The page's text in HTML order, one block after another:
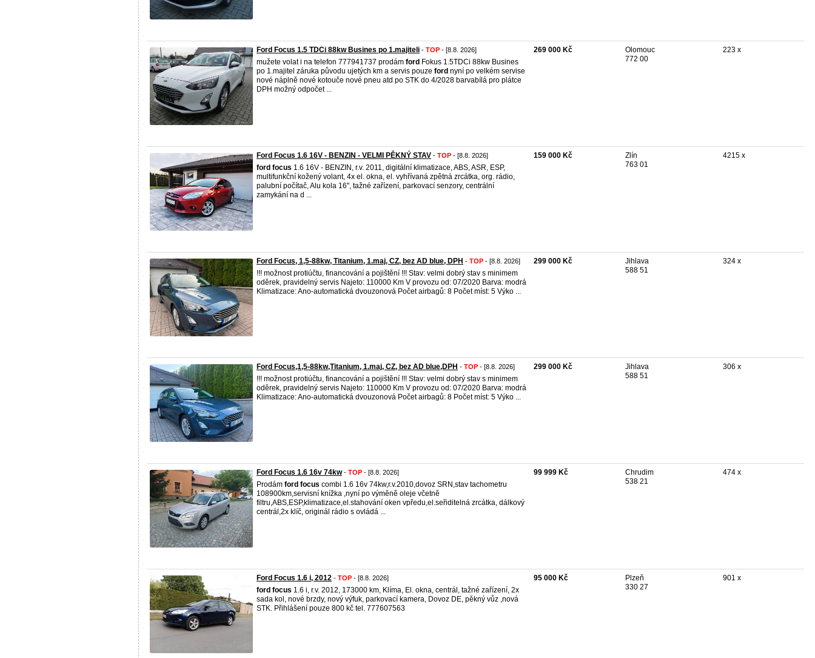
Ford Focus 1.5 TDCi 88kw Busines po 1.majiteli - TOP - [8.8. 2026]
mužete volat i na telefon 777941737 prodám ford Fokus 1.5TDCi 88kw Busines
po 1.majitel záruka původu ujetých km a servis pouze ford nyní po velkém servise
nové náplně nové kotouče nové pneu atd po STK do 4/2028 barvabílá pro plátce
DPH možný odpočet ...
269 000 Kč
Olomouc
772 00
223 x
Ford Focus 1.6 16V - BENZIN - VELMI PĚKNÝ STAV - TOP - [8.8. 2026]
ford focus 1.6 16V - BENZIN, r.v. 2011, digitální klimatizace, ABS, ASR, ESP,
multifunkční kožený volant, 4x el. okna, el. vyhřívaná zpětná zrcátka, org. rádio,
palubní počítač, Alu kola 16", tažné zařízení, parkovací senzory, centrální
zamykání na d ...
159 000 Kč
Zlín
763 01
4215 x
Ford Focus, 1,5-88kw, Titanium, 1.maj, CZ, bez AD blue, DPH - TOP - [8.8. 2026]
!!! možnost protiúčtu, financování a pojištění !!! Stav: velmi dobrý stav s minimem
oděrek, pravidelný servis Najeto: 110000 Km V provozu od: 07/2020 Barva: modrá
Klimatizace: Ano-automatická dvouzonová Počet airbagů: 8 Počet míst: 5 Výko ...
299 000 Kč
Jihlava
588 51
324 x
Ford Focus,1,5-88kw,Titanium, 1.maj, CZ, bez AD blue,DPH - TOP - [8.8. 2026]
!!! možnost protiúčtu, financování a pojištění !!! Stav: velmi dobrý stav s minimem
oděrek, pravidelný servis Najeto: 110000 Km V provozu od: 07/2020 Barva: modrá
Klimatizace: Ano-automatická dvouzonová Počet airbagů: 8 Počet míst: 5 Výko ...
299 000 Kč
Jihlava
588 51
306 x
Ford Focus 1.6 16v 74kw- TOP - [8.8. 2026]
Prodám ford focus combi 1.6 16v 74kw,r.v.2010,dovoz SRN,stav tachometru
108900km,servisní knížka ,nyní po výměně oleje včetně
filtru,ABS,ESP,klimatizace,el.stahování oken vpředu,el.seřiditelná zrcátka, dálkový
centrál,2x klíč, originál rádio s ovládá ...
99 999 Kč
Chrudim
538 21
474 x
Ford Focus 1.6 i, 2012 - TOP - [8.8. 2026]
ford focus 1.6 i, r.v. 2012, 173000 km, Klíma, El. okna, centrál, tažné zařízení, 2x
sada kol, nové brzdy, nový výfuk, parkovací kamera, Dovoz DE, pěkný vůz ,nová
STK. Přihlášení pouze 800 kč tel. 777607563
95 000 Kč
Plzeň
330 27
901 x